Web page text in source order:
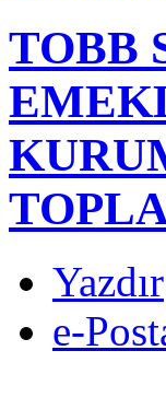
TOBB
Yazdır
e-